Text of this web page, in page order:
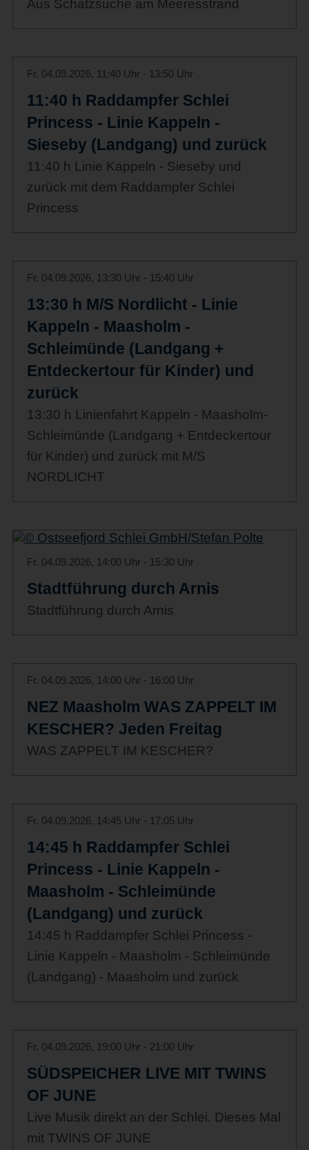
Aus Schatzsuche am Meeresstrand
Fr. 04.09.2026, 11:40 Uhr - 13:50 Uhr
11:40 h Raddampfer Schlei
Princess - Linie Kappeln -
Sieseby (Landgang) und zurück
11:40 h Linie Kappeln - Sieseby und
zurück mit dem Raddampfer Schlei
Princess
Fr. 04.09.2026, 13:30 Uhr - 15:40 Uhr
13:30 h M/S Nordlicht - Linie
Kappeln - Maasholm -
Schleimünde (Landgang +
Entdeckertour für Kinder) und
zurück
13:30 h Linienfahrt Kappeln - Maasholm-
Schleimünde (Landgang + Entdeckertour
für Kinder) und zurück mit M/S
NORDLICHT
Fr. 04.09.2026, 14:00 Uhr - 15:30 Uhr
Stadtführung durch Arnis
Stadtführung durch Arnis
Fr. 04.09.2026, 14:00 Uhr - 16:00 Uhr
NEZ Maasholm WAS ZAPPELT IM
KESCHER? Jeden Freitag
WAS ZAPPELT IM KESCHER?
Fr. 04.09.2026, 14:45 Uhr - 17:05 Uhr
14:45 h Raddampfer Schlei
Princess - Linie Kappeln -
Maasholm - Schleimünde
(Landgang) und zurück
14:45 h Raddampfer Schlei Princess -
Linie Kappeln - Maasholm - Schleimünde
(Landgang) - Maasholm und zurück
Fr. 04.09.2026, 19:00 Uhr - 21:00 Uhr
SÜDSPEICHER LIVE MIT TWINS
OF JUNE
Live Musik direkt an der Schlei. Dieses Mal
mit TWINS OF JUNE